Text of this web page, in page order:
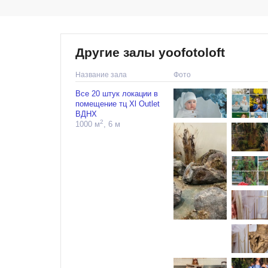
Другие залы yoofotoloft
Название зала Фото
Все 20 штук локации в
помещение тц Xl Outlet
ВДНХ
1000 м2, 6 м